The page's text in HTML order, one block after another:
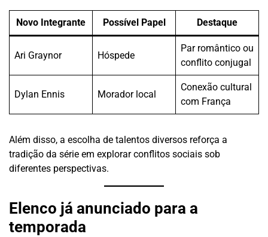
Novo Integrante Possível Papel Destaque
Ari Graynor Hóspede
Par romântico ou
conflito conjugal
Dylan Ennis Morador local
Conexão cultural
com França
Além disso, a escolha de talentos diversos reforça a
tradição da série em explorar conflitos sociais sob
diferentes perspectivas.
Elenco já anunciado para a
temporada